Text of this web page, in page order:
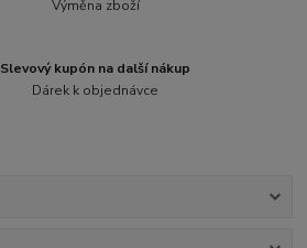
Výměna zboží
Slevový kupón na další nákup
Dárek k objednávce